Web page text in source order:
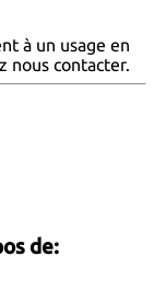
à un usage en
nous contacter.
de: